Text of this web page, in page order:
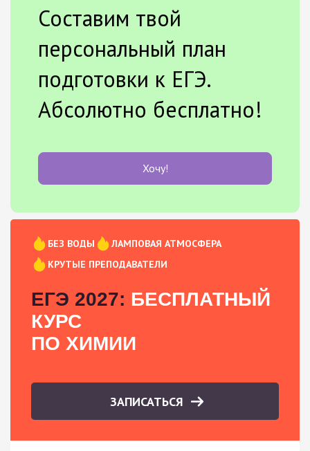
Составим твой
персональный план
подготовки к ЕГЭ.
Абсолютно бесплатно!
Хочу!
БЕЗ ВОДЫ
ЛАМПОВАЯ АТМОСФЕРА
КРУТЫЕ ПРЕПОДАВАТЕЛИ
ЕГЭ 2027: БЕСПЛАТНЫЙ
КУРС
ПО ХИМИИ
ЗАПИСАТЬСЯ